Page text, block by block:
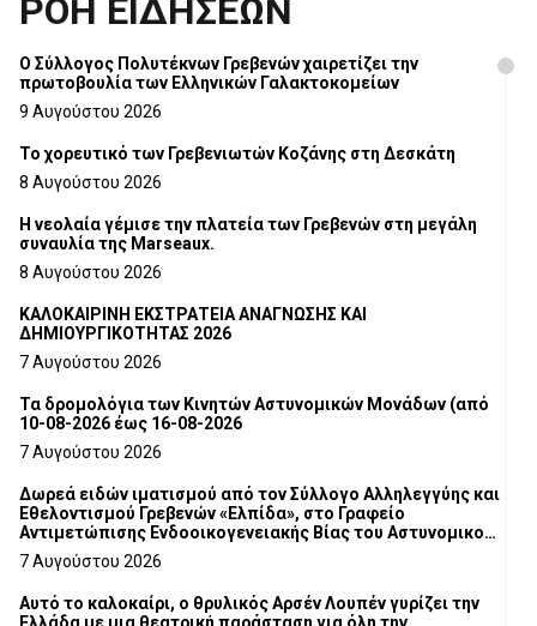
ΡΟΗ ΕΙΔΗΣΕΩΝ
Ο Σύλλογος Πολυτέκνων Γρεβενών χαιρετίζει την
πρωτοβουλία των Ελληνικών Γαλακτοκομείων
9 Αυγούστου 2026
Το χορευτικό των Γρεβενιωτών Κοζάνης στη Δεσκάτη
8 Αυγούστου 2026
Η νεολαία γέμισε την πλατεία των Γρεβενών στη μεγάλη
συναυλία της Marseaux.
8 Αυγούστου 2026
ΚΑΛΟΚΑΙΡΙΝΗ ΕΚΣΤΡΑΤΕΙΑ ΑΝΑΓΝΩΣΗΣ ΚΑΙ
ΔΗΜΙΟΥΡΓΙΚΟΤΗΤΑΣ 2026
7 Αυγούστου 2026
Τα δρομολόγια των Κινητών Αστυνομικών Μονάδων (από
10-08-2026 έως 16-08-2026
7 Αυγούστου 2026
Δωρεά ειδών ιματισμού από τον Σύλλογο Αλληλεγγύης και
Εθελοντισμού Γρεβενών «Ελπίδα», στο Γραφείο
Αντιμετώπισης Ενδοοικογενειακής Βίας του Αστυνομικού
Τμήματος Γρεβενών
7 Αυγούστου 2026
Αυτό το καλοκαίρι, ο θρυλικός Αρσέν Λουπέν γυρίζει την